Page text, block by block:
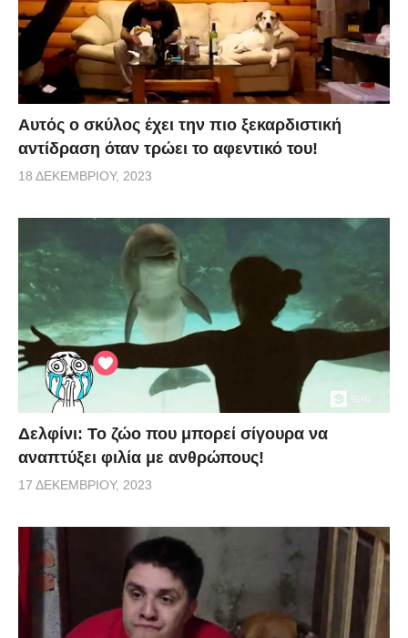
Αυτός ο σκύλος έχει την πιο ξεκαρδιστική
αντίδραση όταν τρώει το αφεντικό του!
18 ΔΕΚΕΜΒΡΊΟΥ, 2023
Δελφίνι: Το ζώο που μπορεί σίγουρα να
αναπτύξει φιλία με ανθρώπους!
17 ΔΕΚΕΜΒΡΊΟΥ, 2023